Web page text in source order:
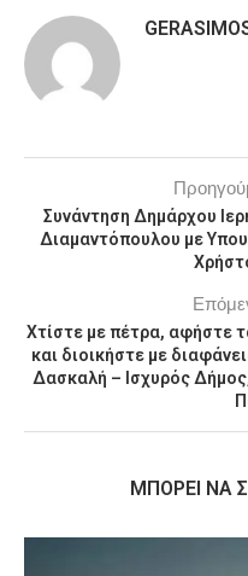
Συνάντηση Δημάρχου
Διαμαντόπουλου με
Χτίστε με πέτρα, αφήστε
και διοικήστε με
Δασκαλή – Ισχυρός
MΠΟΡΕΊ ΝΑ